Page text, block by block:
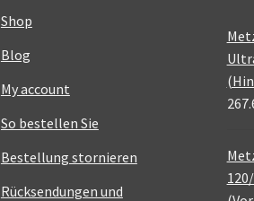
Shop
Blog
My account
So bestellen Sie
Bestellung stornieren
Rücksendungen und